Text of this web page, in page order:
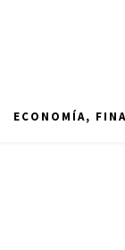
ECONOMÍA,